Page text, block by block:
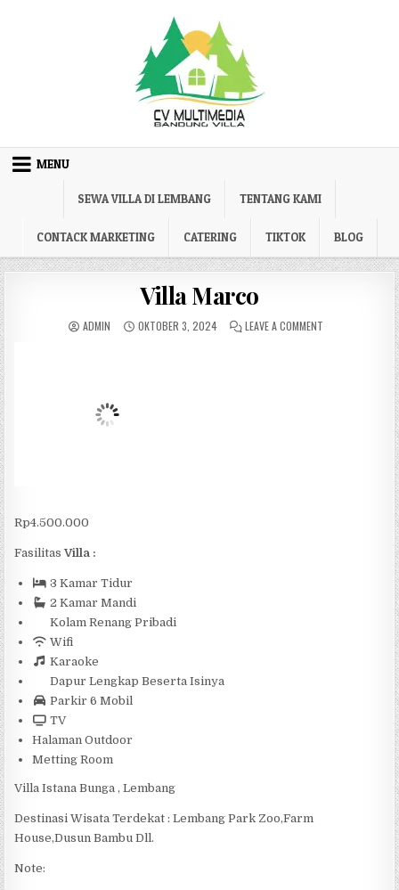
MENU
SEWA VILLA DI LEMBANG TENTANG KAMI
CONTACK MARKETING CATERING TIKTOK BLOG
Villa Marco
AUTHOR:
ADMIN PUBLISHED DATE:
OKTOBER 3, 2024 LEAVE A COMMENT
Rp4.500.000
Fasilitas Villa :
3 Kamar Tidur
2 Kamar Mandi
Kolam Renang Pribadi
Wifi
Karaoke
Dapur Lengkap Beserta Isinya
Parkir 6 Mobil
TV
Halaman Outdoor
Metting Room
Villa Istana Bunga , Lembang
Destinasi Wisata Terdekat : Lembang Park Zoo,Farm
House,Dusun Bambu Dll.
Note: